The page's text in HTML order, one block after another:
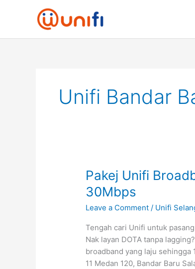
Unifi Bandar
Pakej Unifi
30Mbps
Leave a Comment / Unifi
Tengah cari Unifi untuk
Nak layan DOTA tanpa
broadband yang laju sehingga
11 Medan 120, Bandar Baru
Pakej
Unifi
Broadband
Salak
RM79
untuk
30Mbps